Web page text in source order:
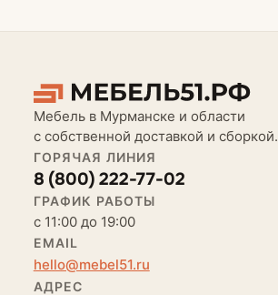
Мебель в Мурманске и области
с собственной доставкой и сборкой.
ГОРЯЧАЯ ЛИНИЯ
8 (800) 222-77-02
ГРАФИК РАБОТЫ
с 11:00 до 19:00
EMAIL
hello@mebel51.ru
АДРЕС